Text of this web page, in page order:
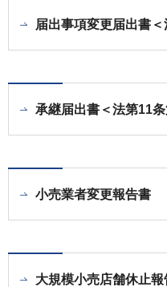
届出事項変更届出書
承継届出書＜法第11条
小売業者変更報告書
大規模小売店舗休止報